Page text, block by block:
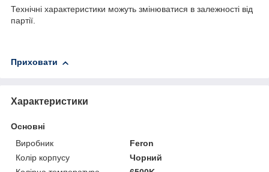
Технічні характеристики можуть змінюватися в залежності від
партії.
Приховати
Характеристики
Основні
Виробник
Feron
Колір корпусу
Чорний